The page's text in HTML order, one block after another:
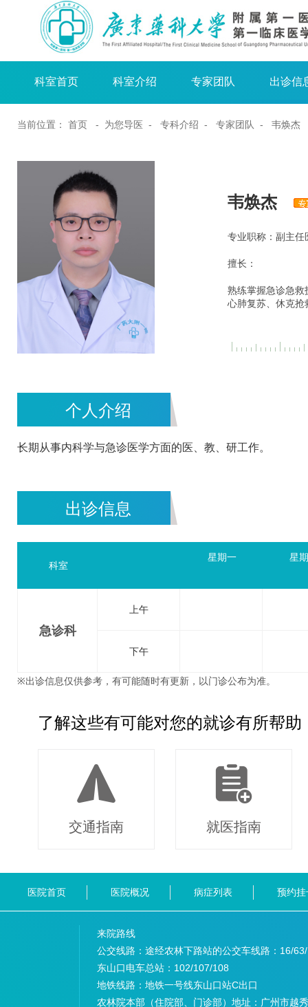
科室首页 科室介绍 专家团队 出诊信
当前位置： 首页 - 为您导医 - 专科介绍 - 专家团队 - 韦焕杰
韦焕杰
专业职称：副主任
擅长：
熟练掌握急诊急救
心肺复苏、休克抢
个人介绍
长期从事内科学与急诊医学方面的医、教、研工作。
出诊信息
科室
星期一 星
急诊科
上午
下午
※出诊信息仅供参考，有可能随时有更新，以门诊公布为准。
了解这些有可能对您的就诊有所帮助
交通指南 就医指南
医院首页 医院概况 病症列表 预约挂
来院路线
公交线路：途经农林下路站的公交车线路： 16/
东山口电车总站： 102/107/108
地铁线路： 地铁一号线东山口站C出口
农林院本部（住院部、门诊部）地址： 广州市越